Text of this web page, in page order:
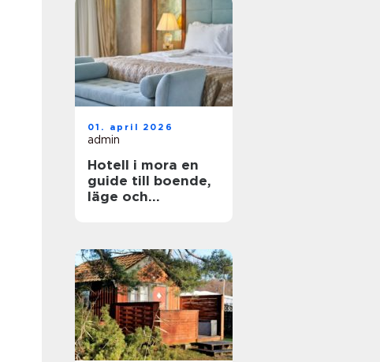
01. april 2026
admin
Hotell i mora en
guide till boende,
läge och